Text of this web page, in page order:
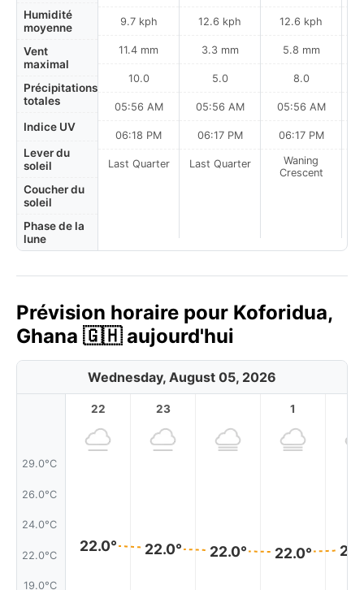
Humidité
moyenne
Vent
maximal
Précipitations
totales
Indice UV
Lever du
soleil
Coucher du
soleil
Phase de la
lune
9.7 kph
11.4 mm
10.0
05:56 AM
06:18 PM
Last Quarter
12.6 kph
3.3 mm
5.0
05:56 AM
06:17 PM
Last Quarter
12.6 kph
5.8 mm
8.0
05:56 AM
06:17 PM
Waning
Crescent
Prévision horaire pour Koforidua,
Ghana 🇬🇭 aujourd'hui
Wednesday, August 05, 2026
29.0°C
26.0°C
24.0°C
22.0°C
19.0°C
22
22.0°
23
22.0° 22.0°
1
22.0°